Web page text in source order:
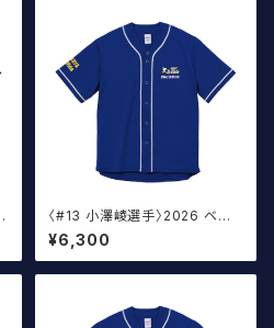
〈#13 小澤崚選手〉2026 ベー
スボールウェア
¥6,300